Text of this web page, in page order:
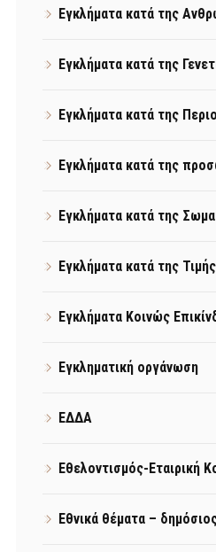
Εγκλήματα κατά της
Εγκλήματα κατά της
Εγκλήματα κατά της
Εγκλήματα κατά της
Εγκλήματα κατά της
Εγκλήματα κατά της Τιμής
Εγκλήματα Κοινώς
Εγκληματική οργάνωση
ΕΔΔΑ
Εθελοντισμός-Εταιρική
Εθνικά θέματα –